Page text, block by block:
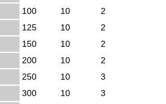
100 10 2
125 10 2
150 10 2
200 10 2
250 10 3
300 10 3